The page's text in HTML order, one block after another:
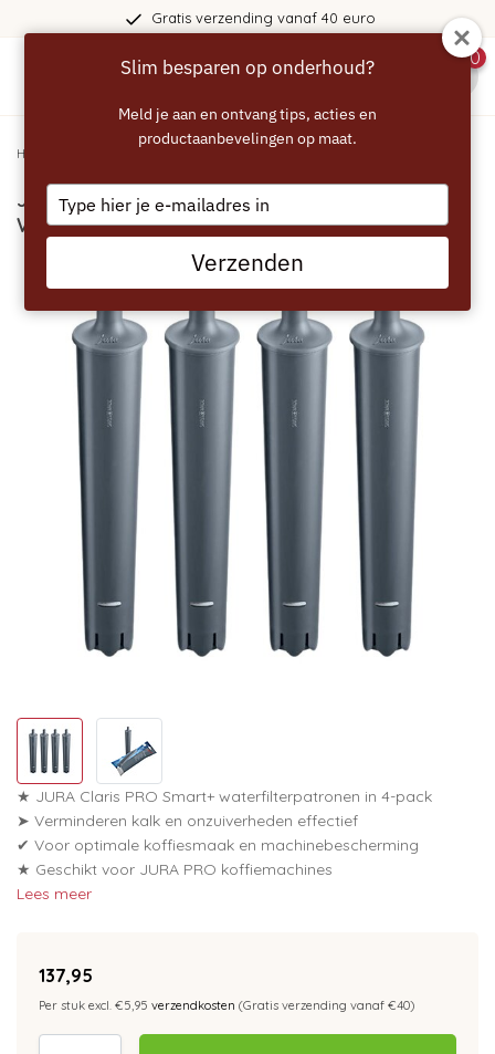
Gratis verzending vanaf 40 euro
0
Home
JURA 4x Claris PRO Smart+
Waterfilterpatroon
★ JURA Claris PRO Smart+ waterfilterpatronen in 4-pack
➤ Verminderen kalk en onzuiverheden effectief
✔ Voor optimale koffiesmaak en machinebescherming
★ Geschikt voor JURA PRO koffiemachines
Lees meer
137,95
Per stuk excl. €5,95 verzendkosten (Gratis verzending vanaf €40)
Slim besparen op onderhoud?
Meld je aan en ontvang tips, acties en
productaanbevelingen op maat.
Type
your
email
Verzenden